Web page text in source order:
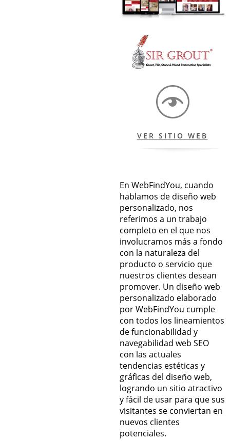
VER SITIO WEB
En WebFindYou, cuando
hablamos de diseño web
personalizado, nos
referimos a un trabajo
completo en el que nos
involucramos más a fondo
con la naturaleza del
producto o servicio que
nuestros clientes desean
promover. Un diseño web
personalizado elaborado
por WebFindYou cumple
con todos los lineamientos
de funcionabilidad y
navegabilidad web SEO
con las actuales
tendencias estéticas y
gráficas del diseño web,
logrando un sitio atractivo
y fácil de usar para que sus
visitantes se conviertan en
nuevos clientes
potenciales.